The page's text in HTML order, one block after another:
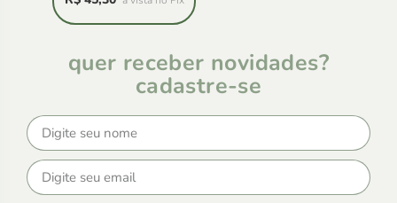
quer receber novidades?
cadastre-se